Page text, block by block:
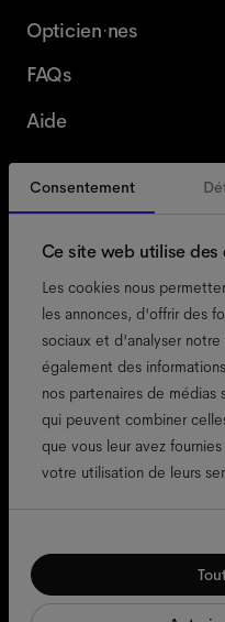
Consentement
Ce site web utilise des
Les cookies nous
les annonces, d'offrir des
sociaux et d'analyser
également des
nos partenaires de
qui peuvent combiner
que vous leur avez
votre utilisation de leurs
consentement
Nécessaires
Préférences
Opticien·nes
FAQs
Aide
Suisse French
accessibilité
politique de cookies
mentions légales
confidentialité
conformité